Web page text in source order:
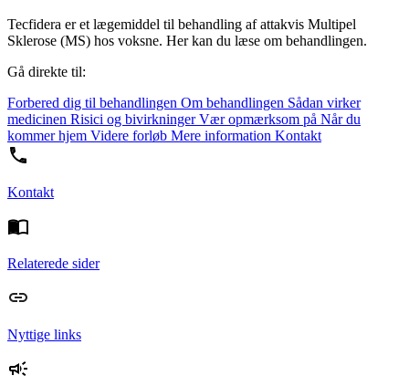
Tecfidera er et lægemiddel til behandling af attakvis Multipel
Sklerose (MS) hos voksne. Her kan du læse om behandlingen.
Gå direkte til:
Forbered dig til behandlingen Om behandlingen Sådan virker
medicinen Risici og bivirkningerVær opmærksom på Når du
kommer hjem Videre forløb Mere information Kontakt
Kontakt
Relaterede sider
Nyttige links